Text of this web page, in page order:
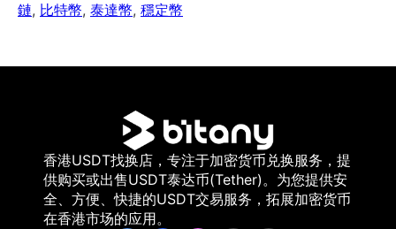
鏈, 比特幣, 泰達幣, 穩定幣
香港USDT找换店，专注于加密货币兑换服务，提
供购买或出售USDT泰达币(Tether)。为您提供安
全、方便、快捷的USDT交易服务，拓展加密货币
在香港市场的应用。